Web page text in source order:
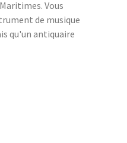
Vous
de musique
qu'un antiquaire